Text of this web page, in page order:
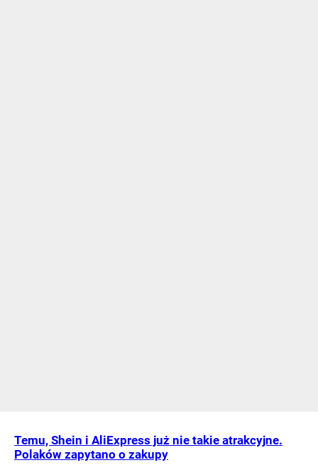
Temu, Shein i AliExpress już nie takie atrakcyjne.
Polaków zapytano o zakupy